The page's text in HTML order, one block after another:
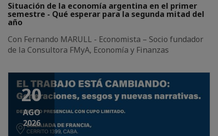
Situación de la economía argentina en el primer
semestre - Qué esperar para la segunda mitad del
año
Con Fernando MARULL - Economista – Socio fundador
de la Consultora FMyA, Economía y Finanzas
20
AGO
2026